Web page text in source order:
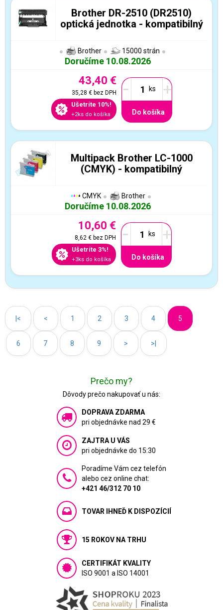
Brother DR-2510 (DR2510)
optická jednotka - kompatibilný
Brother 15000 strán
Doručíme 10.08.2026
43,40 €
35,28 €bez DPH
Ušetríte 10%!
+2ks do košíka
- +
Do košíka
Multipack Brother LC-1000
(CMYK) - kompatibilný
CMYK Brother
Doručíme 10.08.2026
10,60 €
8,62 €bez DPH
Ušetríte 3%!
+3ks do košíka
- +
Do košíka
|< < 1 2 3 4 5
6 7 8 9 > >|
Prečo my?
Dôvody prečo nakupovať u nás:
DOPRAVA ZDARMA
pri objednávke nad 29 €
ZAJTRA U VÁS
pri objednávke do 15:30
Poradíme Vám cez telefón
alebo cez online chat:
+421 46/312 70 10
TOVAR IHNEĎ K DISPOZÍCIÍ
15 ROKOV NA TRHU
CERTIFIKÁT KVALITY
ISO 9001 a ISO 14001